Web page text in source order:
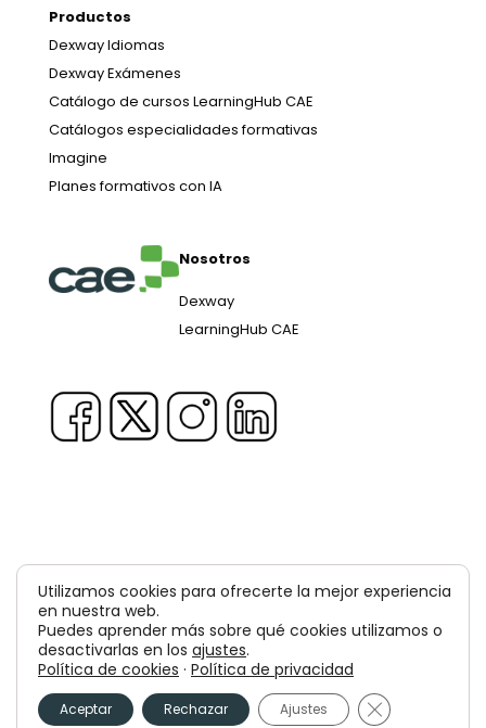
Productos
Dexway Idiomas
Dexway Exámenes
Catálogo de cursos LearningHub CAE
Catálogos especialidades formativas
Imagine
Planes formativos con IA
Nosotros
Dexway
LearningHub CAE
Computer Aided USA Corp. & Computer Aided
Elearning, SA
Aviso legal
Política de privacidad
Política de cookies
Utilizamos cookies para ofrecerte la mejor experiencia
en nuestra web.
Puedes aprender más sobre qué cookies utilizamos o
desactivarlas en los ajustes.
Política de cookies · Política de privacidad
Aceptar Rechazar Ajustes Cerrar el